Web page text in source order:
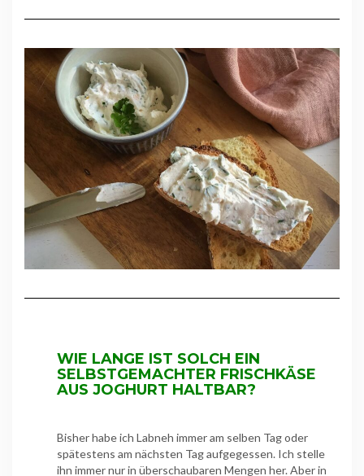
WIE LANGE IST SOLCH EIN
SELBSTGEMACHTER FRISCHKÄSE
AUS JOGHURT HALTBAR?
Bisher habe ich Labneh immer am selben Tag oder
spätestens am nächsten Tag aufgegessen. Ich stelle
ihn immer nur in überschaubaren Mengen her. Aber in